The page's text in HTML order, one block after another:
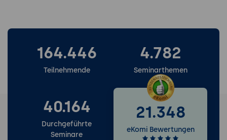
164.446
Teilnehmende
4.782
Seminarthemen
40.164
Durchgeführte
Seminare
21.348
eKomi Bewertungen